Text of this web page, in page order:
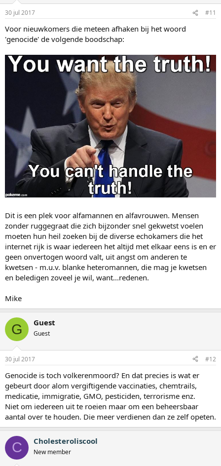
30 jul 2017 #11
Voor nieuwkomers die meteen afhaken bij het woord
'genocide' de volgende boodschap:
Dit is een plek voor alfamannen en alfavrouwen. Mensen
zonder ruggegraat die zich bijzonder snel gekwetst voelen
moeten hun heil zoeken bij de diverse echokamers die het
internet rijk is waar iedereen het altijd met elkaar eens is en er
geen onvertogen woord valt, uit angst om anderen te
kwetsen - m.u.v. blanke heteromannen, die mag je kwetsen
en beledigen zoveel je wil, want...redenen.
Mike
G Guest
Guest
30 jul 2017 #12
Genocide is toch volkerenmoord? En dat precies is wat er
gebeurt door alom vergiftigende vaccinaties, chemtrails,
medicatie, immigratie, GMO, pesticiden, terrorisme enz.
Niet om iedereen uit te roeien maar om een beheersbaar
aantal over te houden. Die meer verdienen dan ze zelf opeten.
C Cholesteroliscool
New member